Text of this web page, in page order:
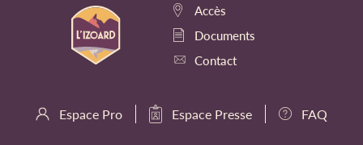
Accès
Documents
Contact
Espace Pro Espace Presse FAQ